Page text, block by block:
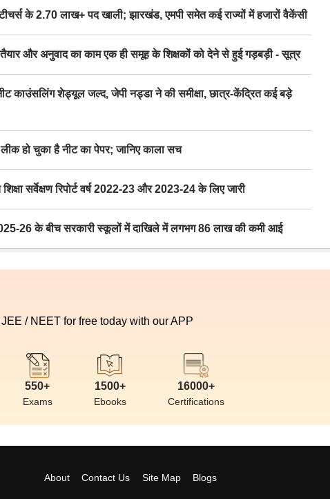
के 2.70 लाख+ पद खाली; झारखंड, एमपी समेत कई राज्यों में हजारों वैकेंसी
और अनुवाद का काम एक ही समूह के शिक्षकों को देने से हुई गड़बड़ी - सूत्र
शेड्यूल जल्द, जेपी नड्डा ने की समीक्षा, छात्र-केंद्रित कई बड़े
हो चुका है नीट का पेपर; जानिए काला सच
सर्वेक्षण रिपोर्ट वर्ष 2022-23 और 2023-24 के लिए जारी
26 के बीच सरकारी स्कूलों में दाखिले में लगभग 86 लाख की कमी आई
/ NEET for free today with our APP
550+
Exams
1500+
Ebooks
16000+
Certifications
About Contact Us Site Map Blogs